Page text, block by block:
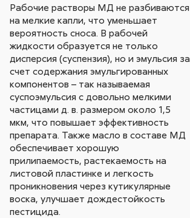
Рабочие растворы МД не разбиваются
на мелкие капли, что уменьшает
вероятность сноса. В рабочей
жидкости образуется не только
дисперсия (суспензия), но и эмульсия за
счет содержания эмульгированных
компонентов – так называемая
суспоэмульсия с довольно мелкими
частицами д. в. размером около 1,5
мкм, что повышает эффективность
препарата. Также масло в составе МД
обеспечивает хорошую
прилипаемость, растекаемость на
листовой пластинке и легкость
проникновения через кутикулярные
воска, улучшает дождестойкость
пестицида.